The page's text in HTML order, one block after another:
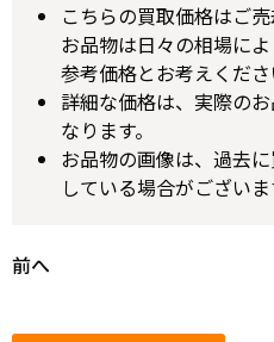
こちらの買取価格はご売
お品物は日々の相場に
参考価格とお考えくださ
詳細な価格は、実際の
なります。
お品物の画像は、過去
している場合がございま
前へ